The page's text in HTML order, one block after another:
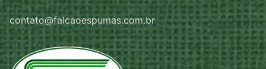
contato@falcaoespumas.com.br